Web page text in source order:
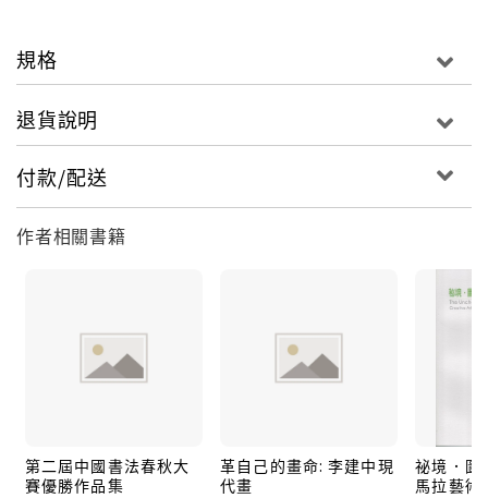
規格
退貨說明
付款/配送
作者相關書籍
第二屆中國書法春秋大
賽優勝作品集
革自己的畫命: 李建中現
代畫
祕境．圖
馬拉藝術